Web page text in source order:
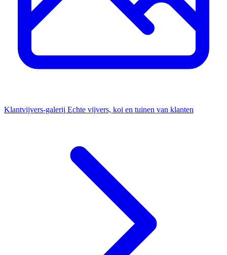
Klantvijvers-galerij Echte vijvers, koi en tuinen van klanten